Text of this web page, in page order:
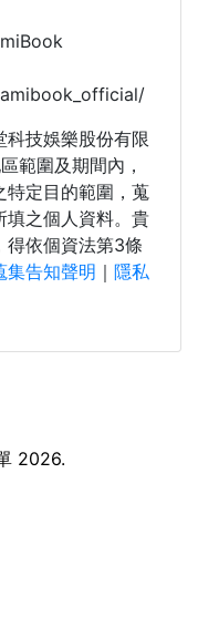
科技娛樂股份有限
範圍及期間內，
特定目的範圍，蒐
填之個人資料。貴
得依個資法第3條
集告知聲明 ｜ 隱私
2026.